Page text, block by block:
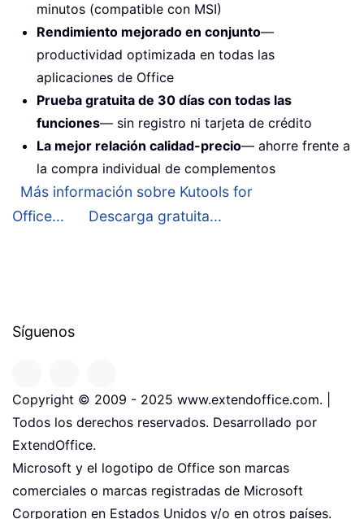
minutos (compatible con MSI)
Rendimiento mejorado en conjunto—
productividad optimizada en todas las
aplicaciones de Office
Prueba gratuita de 30 días con todas las
funciones— sin registro ni tarjeta de crédito
La mejor relación calidad-precio— ahorre frente a
la compra individual de complementos
Más información sobre Kutools for
Office...
Descarga gratuita...
Síguenos
Copyright © 2009 - 2025 www.extendoffice.com. |
Todos los derechos reservados. Desarrollado por
ExtendOffice.
Microsoft y el logotipo de Office son marcas
comerciales o marcas registradas de Microsoft
Corporation en Estados Unidos y/o en otros países.